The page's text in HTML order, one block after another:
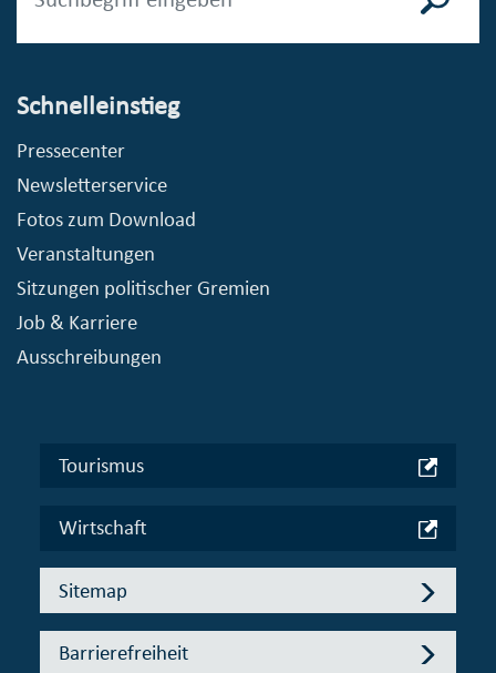
Schnelleinstieg
Pressecenter
Newsletterservice
Fotos zum Download
Veranstaltungen
Sitzungen politischer Gremien
Job & Karriere
Ausschreibungen
Tourismus
Wirtschaft
Sitemap
Barrierefreiheit